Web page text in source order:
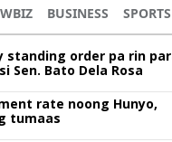
BUSINESS SPORTS
standing order pa rin
Sen. Bato Dela Rosa
rate noong Hunyo,
tumaas